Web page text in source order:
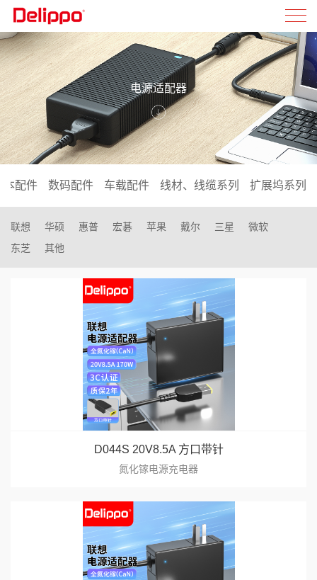
电源适配器
本配件 数码配件 车载配件 线材、线缆系列 扩展坞系列
联想 华硕 惠普 宏碁 苹果 戴尔 三星
微软
东芝
其他
D044S 20V8.5A 方口带针
氮化镓电源充电器